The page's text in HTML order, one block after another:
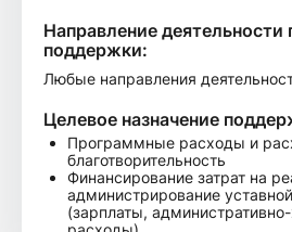
Направление деятельности
поддержки:
Любые направления
Целевое назначение
Программные расходы и
благотворительность
Финансирование затрат на
администрирование
(зарплаты,